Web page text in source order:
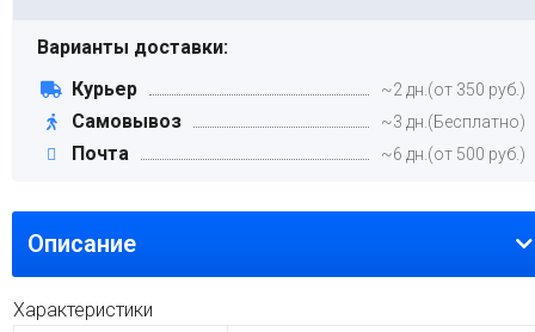
Варианты доставки:
Курьер
~2 дн.(от 350 руб.)
Самовывоз ~3 дн.(Бесплатно)
Почта ~6 дн.(от 500 руб.)
Описание
Характеристики